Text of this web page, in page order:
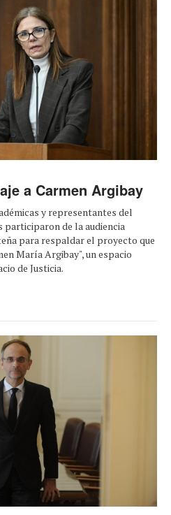
a Carmen Argibay
y representantes del
de la audiencia
para respaldar el proyecto que
María Argibay", un espacio
de Justicia.